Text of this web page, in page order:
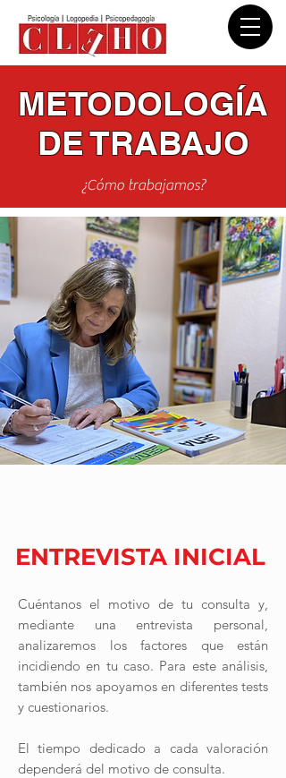
METODOLOGÍA
DE TRABAJO
¿Cómo trabajamos?
ENTREVISTA INICIAL
Cuéntanos el motivo de tu consulta y,
mediante una entrevista personal,
analizaremos los factores que están
incidiendo en tu caso. Para este análisis,
también nos apoyamos en diferentes tests
y cuestionarios.
El tiempo dedicado a cada valoración
dependerá del motivo de consulta.